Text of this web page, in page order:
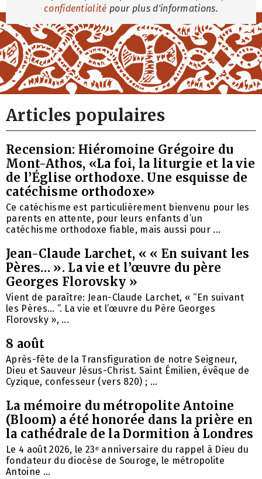
confidentialité pour plus d'informations.
Articles populaires
Recension: Hiéromoine Grégoire du
Mont-Athos, «La foi, la liturgie et la vie
de l’Église orthodoxe. Une esquisse de
catéchisme orthodoxe»
Ce catéchisme est particulièrement bienvenu pour les
parents en attente, pour leurs enfants d’un
catéchisme orthodoxe fiable, mais aussi pour ...
Jean-Claude Larchet, « « En suivant les
Pères… ». La vie et l’œuvre du père
Georges Florovsky »
Vient de paraître: Jean-Claude Larchet, « “En suivant
les Pères… ”. La vie et l’œuvre du Père Georges
Florovsky », ...
8 août
Après-fête de la Transfiguration de notre Seigneur,
Dieu et Sauveur Jésus-Christ. Saint Émilien, évêque de
Cyzique, confesseur (vers 820) ; ...
La mémoire du métropolite Antoine
(Bloom) a été honorée dans la prière en
la cathédrale de la Dormition à Londres
Le 4 août 2026, le 23ᵉ anniversaire du rappel à Dieu du
fondateur du diocèse de Souroge, le métropolite
Antoine ...